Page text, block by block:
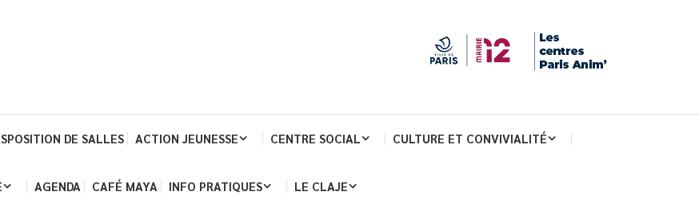
DE SALLES ACTION JEUNESSE CENTRE SOCIAL CULTURE ET CONVIVIALITÉ
AGENDA CAFÉ MAYA INFO PRATIQUES LE CLAJE